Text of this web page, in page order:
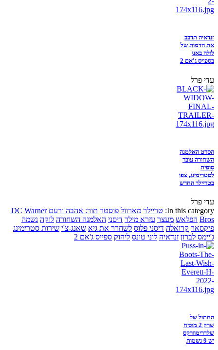
זנדאיה תדבב
את הדמות של
לולה באני
בספייס ג'אם 2
עדי פרל
הסרט האלמנה
השחורה עובר
סופית
לסטרימינג, צפו
בטריילר החדש
עדי פרל
In this category: טריילר מארוול פוסטר תור: אהבה ורעם DC Warner
Bros הפלאש מעצר עזרא מילר דיסני האלמנה השחורה לוקה נשמה
פיקסאר קרואלה דיסני פלוס לשחרר את גיא שאנג-צ'י שירות סטרימינג
ג'יימס לברון זנדאיה לוני טונס ליהוק ספייס ג'אם 2
החתול של
שרק 2 מוכיח
שלדרימוורקס
יש 9 נשמות